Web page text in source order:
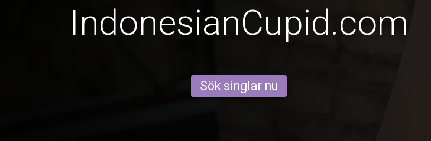
IndonesianCupid.com
Sök singlar nu